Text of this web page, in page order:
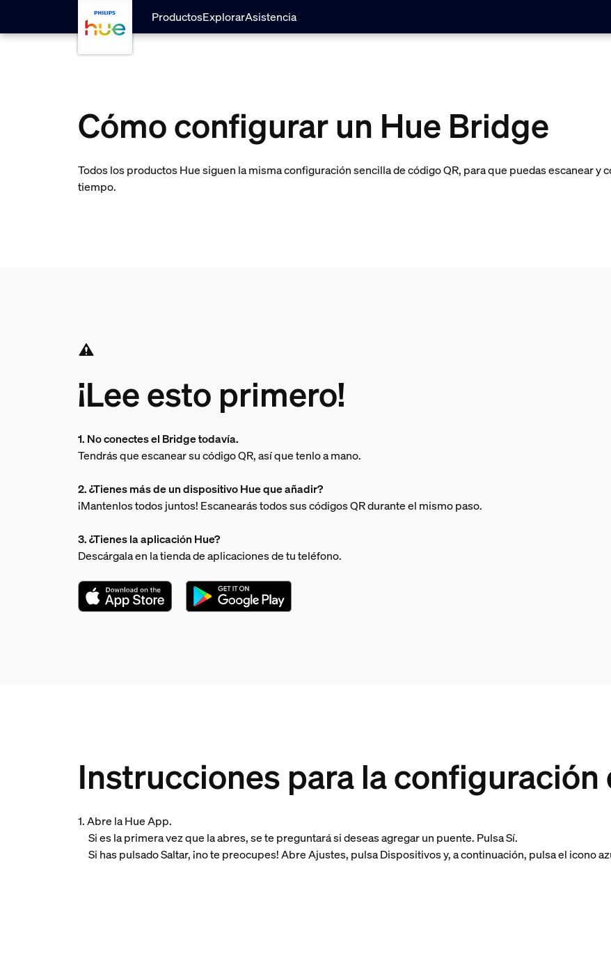
skip.to.main.content
ProductosExplorarAsistencia
Cómo configurar un Hue Bridge
Todos los productos Hue siguen la misma configuración sencilla de código QR, para que puedas escanear
tiempo.
¡Lee esto primero!
1. No conectes el Bridge todavía.
Tendrás que escanear su código QR, así que tenlo a mano.
2. ¿Tienes más de un dispositivo Hue que añadir?
¡Mantenlos todos juntos! Escanearás todos sus códigos QR durante el mismo paso.
3. ¿Tienes la aplicación Hue?
Descárgala en la tienda de aplicaciones de tu teléfono.
Instrucciones para la
1. Abre la Hue App.
Si es la primera vez que la abres, se te preguntará si deseas agregar un puente. Pulsa Sí.
Si has pulsado Saltar, ¡no te preocupes! Abre Ajustes, pulsa Dispositivos y, a continuación, pulsa el icono